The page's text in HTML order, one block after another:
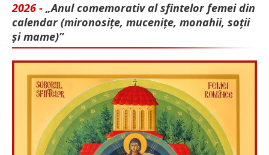
2026 - „Anul comemorativ al sfintelor femei din
calendar (mironosițe, mu­cenițe, monahii, soții
și mame)”